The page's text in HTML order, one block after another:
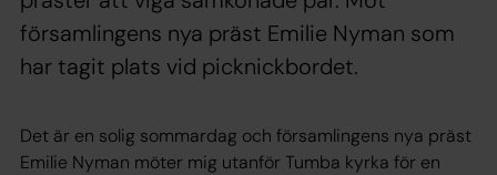
församlingens nya präst Emilie Nyman som
har tagit plats vid picknickbordet.
Det är en solig sommardag och församlingens nya präst
Emilie Nyman möter mig utanför Tumba kyrka för en